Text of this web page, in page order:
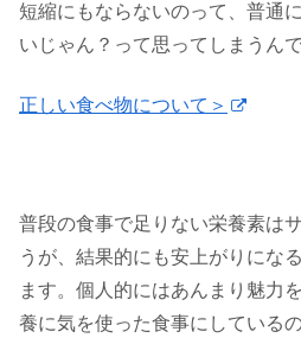
短縮にもならないのって、普通
いじゃん？って思ってしまうんで
正しい食べ物について＞
普段の食事で足りない栄養素は
うが、結果的にも安上がりにな
ます。個人的にはあんまり魅力
養に気を使った食事にしている